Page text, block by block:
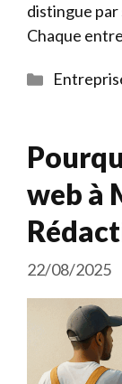
distingue par
Chaque
web à
22/08/2025